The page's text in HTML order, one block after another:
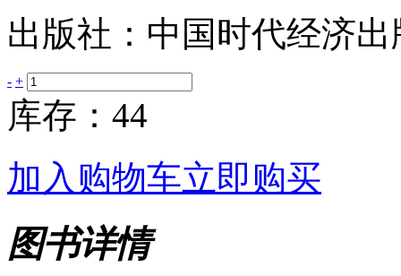
出版社：中国时代经济出
- +
库存：44
加入购物车立即购买
图书详情